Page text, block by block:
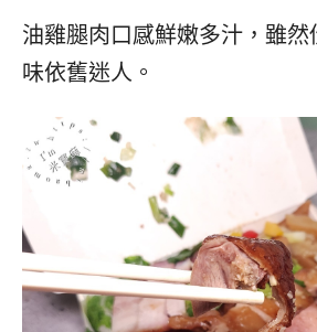
油雞腿肉口感鮮嫩多汁，雖然
味依舊迷人。